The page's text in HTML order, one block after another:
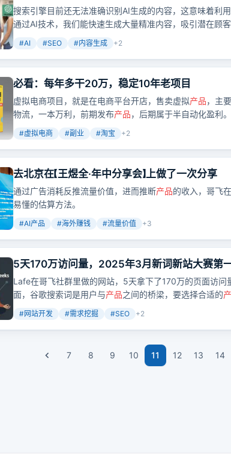
搜索引擎目前还无法准确识别AI生成的内容，这意味着利
通过AI技术，我们能快速生成大量精准内容，吸引潜在顾
但记住，内容质量是关键，只有真正有价值的内容才能转
#AI #SEO #内容生成 +2
必看：每年多干20万，稳定10年老项目
虚拟电商项目，就是在电商平台开店，售卖虚拟产品，主
物流，一本万利，前期发布产品，后期属于半自动化盈利。
#虚拟电商 #副业 #淘宝 +2
去北京在【王煜全·年中分享会】上做了一次分享
通过广告消耗反推流量价值，进而推断产品的收入，哥飞
易懂的估算方法。
#AI产品 #海外赚钱 #流量价值 +3
5天170万访问量，2025年3月新词新站大赛第
Lafe在哥飞社群里做的网站，5天拿下了170万的页面访问
面，谷歌搜索词是用户与产品之间的桥梁，要选择合适的
择一个合适的切入点，比如法律风险低、欧美高收益人群
的搜索意图以及有哪些长尾的搜索词，基于这些长尾的搜
#网站开发 #需求挖掘 #SEO +2
7 8 9 10 11 12 13 14